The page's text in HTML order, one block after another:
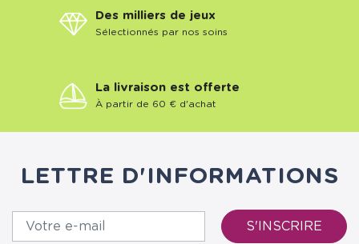
Des milliers de jeux
Sélectionnés par nos soins
La livraison est offerte
À partir de 60 € d'achat
LETTRE D'INFORMATIONS